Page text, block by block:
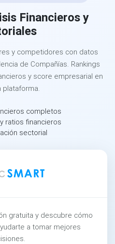
Financieros y
y competidores con datos
de Compañías. Rankings
y score empresarial en
plataforma.
completos
ratios financieros
sectorial
gratuita y descubre cómo
a tomar mejores